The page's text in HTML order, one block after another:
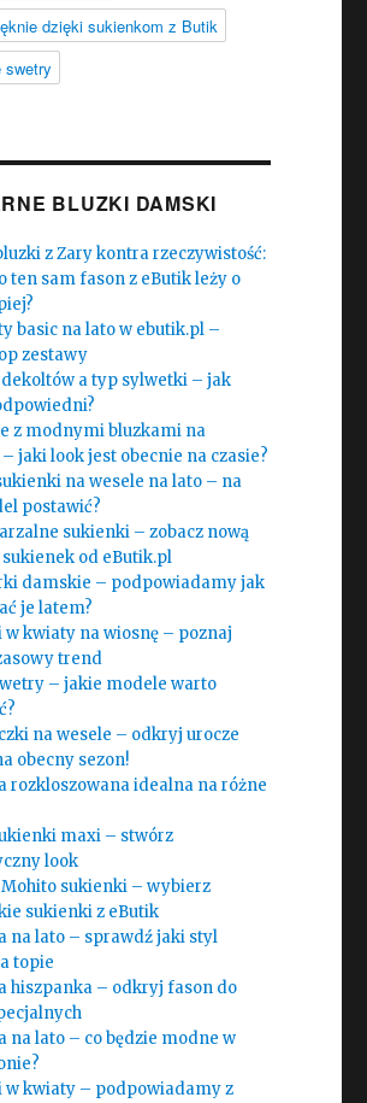
dzięki sukienkom z Butik
swetry
BLUZKI DAMSKI
z Zary kontra rzeczywistość:
ten sam fason z eButik leży o
basic na lato w ebutik.pl –
zestawy
dekoltów a typ sylwetki – jak
z modnymi bluzkami na
jaki look jest obecnie na czasie?
na wesele na lato – na
postawić?
sukienki – zobacz nową
od eButik.pl
damskie – podpowiadamy jak
je latem?
w kwiaty na wiosnę – poznaj
trend
– jakie modele warto
na wesele – odkryj urocze
obecny sezon!
rozkloszowana idealna na różne
maxi – stwórz
look
Mohito sukienki – wybierz
sukienki z eButik
na lato – sprawdź jaki styl
topie
hiszpanka – odkryj fason do
na lato – co będzie modne w
w kwiaty – podpowiadamy z